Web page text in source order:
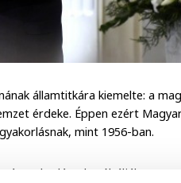
államtitkára kiemelte: a
érdeke. Éppen ezért
mint 1956-ban.
próbálják a